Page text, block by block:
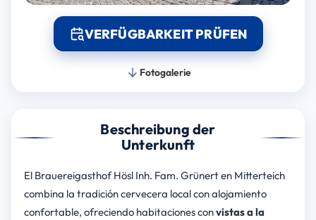
VERFÜGBARKEIT PRÜFEN
Fotogalerie
Beschreibung der
Unterkunft
El Brauereigasthof Hösl Inh. Fam. Grünert en Mitterteich
combina la tradición cervecera local con alojamiento
confortable, ofreciendo habitaciones convistas a la